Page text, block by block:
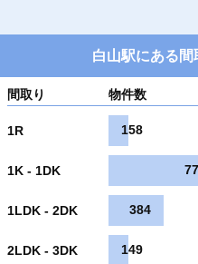
白山駅にある
間取り 物件数
1R 158
1K - 1DK
1LDK - 2DK 384
2LDK - 3DK 149